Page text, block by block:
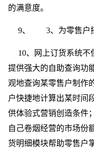
的满意度。
9、 3、为零售户搭
10、网上订货系统不
提供强大的自助查询功
观地查询某零售户制作
户快捷地计算出某时间
供体验式营销创造条件
自己卷烟经营的市场份
货明细模块帮助零售户